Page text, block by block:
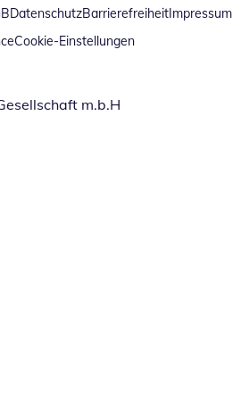
DatenschutzBarrierefreiheitImpressum
Cookie-Einstellungen
m.b.H